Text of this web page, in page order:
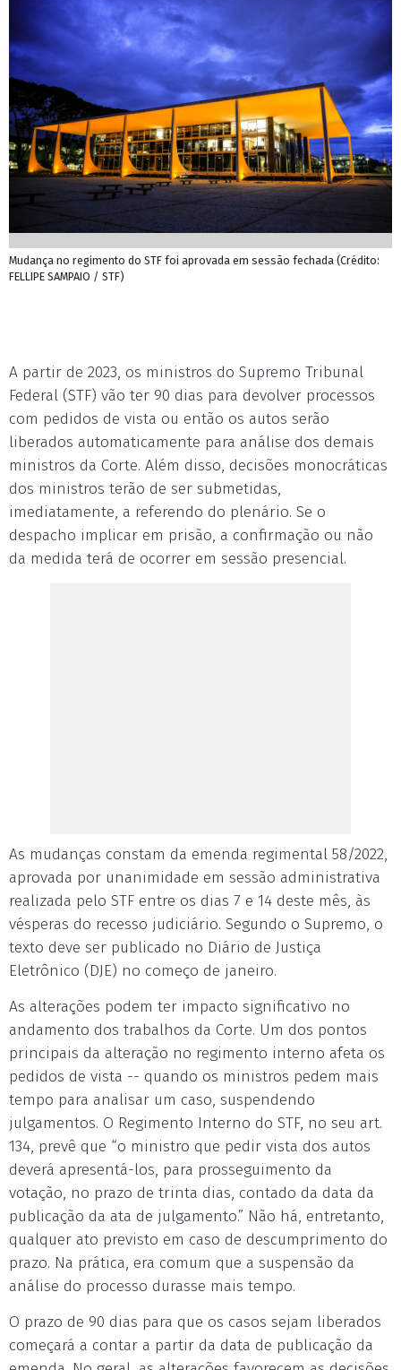
Mudança no regimento do STF foi aprovada em sessão fechada (Crédito:
FELLIPE SAMPAIO / STF)
A partir de 2023, os ministros do Supremo Tribunal
Federal (STF) vão ter 90 dias para devolver processos
com pedidos de vista ou então os autos serão
liberados automaticamente para análise dos demais
ministros da Corte. Além disso, decisões monocráticas
dos ministros terão de ser submetidas,
imediatamente, a referendo do plenário. Se o
despacho implicar em prisão, a confirmação ou não
da medida terá de ocorrer em sessão presencial.
As mudanças constam da emenda regimental 58/2022,
aprovada por unanimidade em sessão administrativa
realizada pelo STF entre os dias 7 e 14 deste mês, às
vésperas do recesso judiciário. Segundo o Supremo, o
texto deve ser publicado no Diário de Justiça
Eletrônico (DJE) no começo de janeiro.
As alterações podem ter impacto significativo no
andamento dos trabalhos da Corte. Um dos pontos
principais da alteração no regimento interno afeta os
pedidos de vista -- quando os ministros pedem mais
tempo para analisar um caso, suspendendo
julgamentos. O Regimento Interno do STF, no seu art.
134, prevê que “o ministro que pedir vista dos autos
deverá apresentá-los, para prosseguimento da
votação, no prazo de trinta dias, contado da data da
publicação da ata de julgamento.” Não há, entretanto,
qualquer ato previsto em caso de descumprimento do
prazo. Na prática, era comum que a suspensão da
análise do processo durasse mais tempo.
O prazo de 90 dias para que os casos sejam liberados
começará a contar a partir da data de publicação da